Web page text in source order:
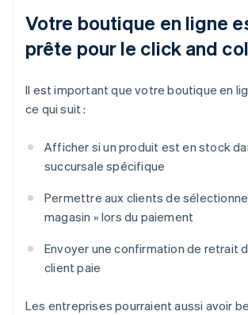
Votre boutique en ligne
prête pour le click and
Il est important que votre boutique en
ce qui suit :
Afficher si un produit est en stock
succursale spécifique
Permettre aux clients de
magasin » lors du paiement
Envoyer une confirmation de retrait
client paie
Les entreprises pourraient aussi avoir